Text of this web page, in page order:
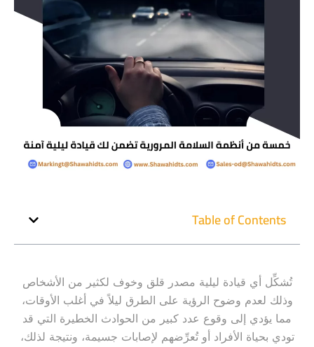
Table of Contents
تُشكِّل أي قيادة ليلية مصدر قلق وخوف لكثير من الأشخاص
وذلك لعدم وضوح الرؤية على الطرق ليلاً في أغلب الأوقات،
مما يؤدي إلى وقوع عدد كبير من الحوادث الخطيرة التي قد
تودي بحياة الأفراد أو تُعرِّضهم لإصابات جسيمة، ونتيجة لذلك،